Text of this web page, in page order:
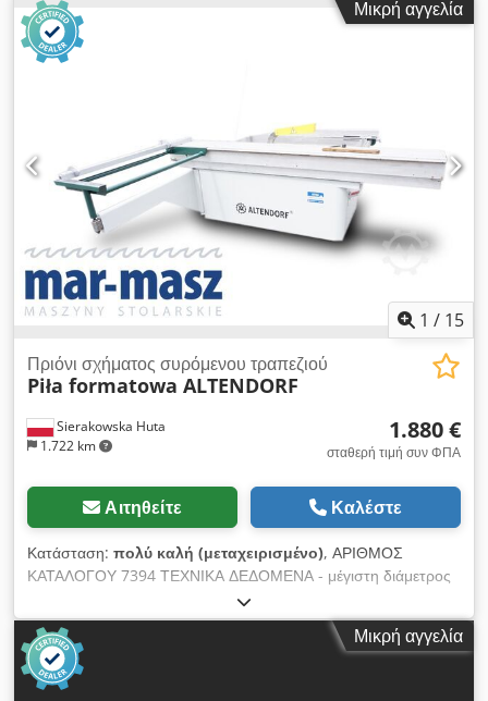
μήκος καροτσιού 3200 mm M44404 Γωνιακός φράκτης
γωνίας, κοπή σε μήκος έως 3500 μ. M44443 Παράλληλος
φράκτης CNC, πλάτος κοπής 1300 mm. M44450 Μπροστινός
Am Tek Σημειώστε τα χρησιμοποιημένα μηχανήματα: -
Σφάλματα στις τεχνικές προδιαγραφές και με την επιφύλαξη
προηγούμενης πώλησης. - Οι αναγραφόμενες τιμές ισχύουν
ως τιμές παραλαβής από την τοποθεσία - δωρεάν φόρτωση! -
Τα μηχανήματα έχουν καθαριστεί και ελεγχθεί λειτουργικά. -
Όλα τα μηχανήματα αγοράζονται όπως φαίνονται χωρίς καμία
εγγύηση. Ο αγοραστής είναι ελεύθερος να επιθεωρήσει τα
μηχανήματα επί τόπου. - Ειδικές συμφωνίες είναι δυνατές μόνο
σε γραπτή μορφή. (Θα απαντήσουμε σε ερωτήματα μόνο αν
μας δώσετε τη διεύθυνση και τον αριθμό τηλεφώνου σας!)
Ηλεκτρική ρύθμιση ύψους και κλίσης Διαστάσεις: 5000 x 1400
x 1900 mm Βάρος περ. 1100 kg Τοποθεσία αποθήκευσης:
Nattheim Dcsdpfx Amoy Tl Exs Tek
Μικρή αγγελία
1 / 15
Sierakowska Huta
1.722 km
Πριόνι σχήματος συρόμενου τραπεζιού
Piła formatowa ALTENDORF
1.880 €
σταθερή τιμή συν ΦΠΑ
Αιτηθείτε Καλέστε
Κατάσταση: πολύ καλή (μεταχειρισμένο), ΑΡΙΘΜΟΣ
ΚΑΤΑΛΟΓΟΥ 7394 ΤΕΧΝΙΚΑ ΔΕΔΟΜΕΝΑ - μέγιστη διάμετρος
κεντρικού δίσκου 380mm - μέγιστο ύψος κοπής 110mm -
κεντρικός δίσκος ρυθμιζόμενος πάνω/κάτω - διάμετρος άξονα
30mm - κλείδωμα άξονα - με συρόμενο τραπέζι - μήκος κοπής
με τραπέζι 2560mm - πλάτος κοπής με οδηγό 810mm - με
πλευρικό τραπέζι - κύριος κινητήρας 5,5kW - διαστάσεις
Μικρή αγγελία